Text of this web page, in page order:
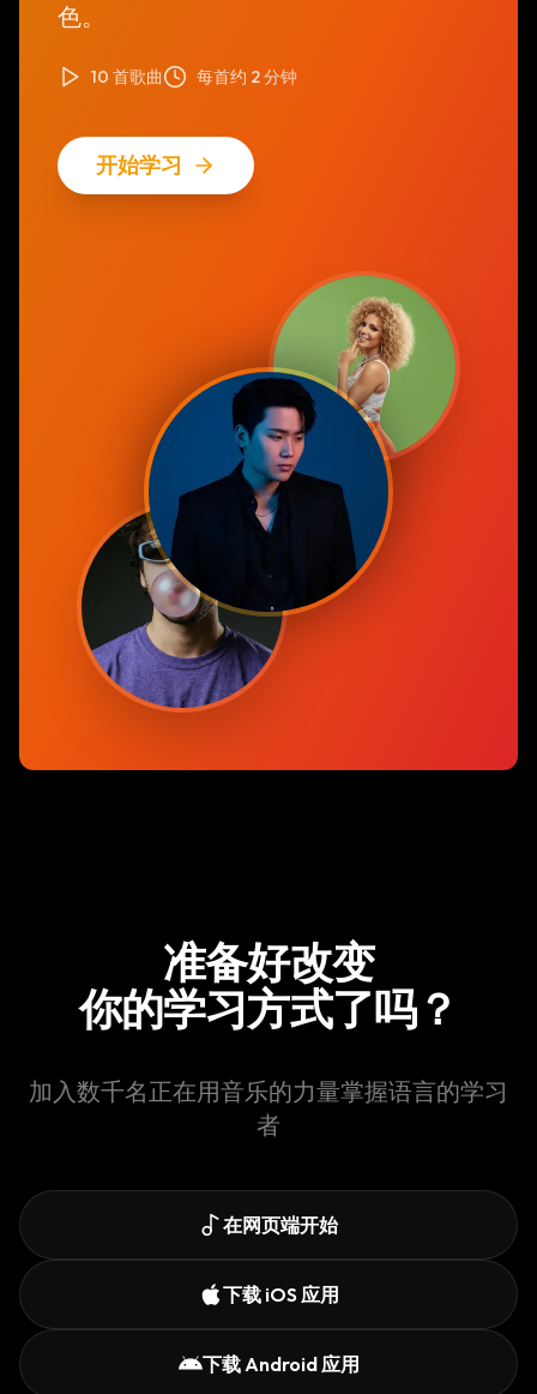
色。
10 首歌曲 每首约 2 分钟
开始学习
准备好改变
你的学习方式了吗？
加入数千名正在用音乐的力量掌握语言的学习
者
在网页端开始
下载 iOS 应用
下载 Android 应用